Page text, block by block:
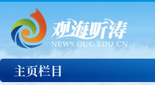
主页栏目